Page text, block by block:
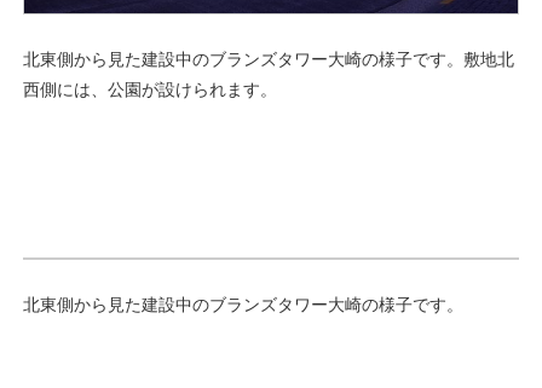
北東側から見た建設中のブランズタワー大崎の様子です。敷地北
西側には、公園が設けられます。
北東側から見た建設中のブランズタワー大崎の様子です。